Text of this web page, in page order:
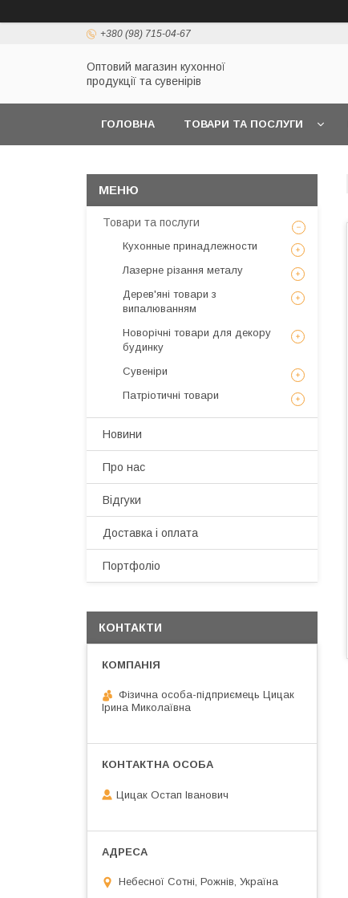
+380 (98) 715-04-67
Оптовий магазин кухонної
продукції та сувенірів
ГОЛОВНА ТОВАРИ ТА ПОСЛУГИ
Товари та послуги
Кухонные принадлежности
Лазерне різання металу
Дерев'яні товари з
випалюванням
Новорічні товари для декору
будинку
Сувеніри
Патріотичні товари
Новини
Про нас
Відгуки
Доставка і оплата
Портфоліо
КОНТАКТИ
Фізична особа-підприємець Цицак
Ірина Миколаївна
Цицак Остап Іванович
Небесної Сотні, Рожнів, Україна